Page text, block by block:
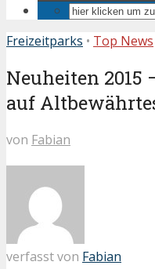
Freizeitparks • Top News
Neuheiten
auf
von Fabian
verfasst von Fabian